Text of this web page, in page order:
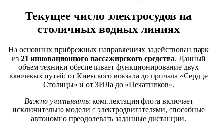
Текущее число электросудов на
столичных водных линиях
На основных прибрежных направлениях задействован парк
из 21 инновационного пассажирского средства. Данный
объем техники обеспечивает функционирование двух
ключевых путей: от Киевского вокзала до причала «Сердце
Столицы» и от ЗИЛа до «Печатников».
Важно учитывать: комплектация флота включает
исключительно модели с электродвигателями, способные
автономно преодолевать заданные дистанции.